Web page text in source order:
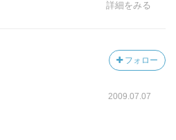
詳細をみる
フォロー
2009.07.07